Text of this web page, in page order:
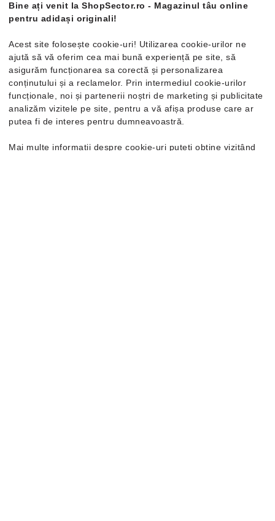
Bine ați venit la ShopSector.ro - Magazinul tâu online
pentru adidași originali!
Acest site folosește cookie-uri! Utilizarea cookie-urilor ne
ajută să vă oferim cea mai bună experiență pe site, să
asigurăm funcționarea sa corectă și personalizarea
conținutului și a reclamelor. Prin intermediul cookie-urilor
funcționale, noi și partenerii noștri de marketing și publicitate
analizăm vizitele pe site, pentru a vă afișa produse care ar
putea fi de interes pentru dumneavoastră.
Mai multe informații despre cookie-uri puteți obține vizitând
adidasBarreda Decode
Teniși
239.99 Lei 279.99 Lei
Mărimi disponibile:
35.5 36 36 ⅔
37 ⅓
38
38 ⅔ 39 ⅓ 40
adidasRunvista
Adidași damă
255.99 Lei 305.99 Lei
Livrare gratuită
Mărimi disponibile:
38 ⅔
39 ⅓ 40
40 ⅔